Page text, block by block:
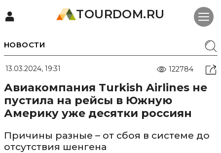
TOURDOM.RU
НОВОСТИ
13.03.2024, 19:31 122784
Авиакомпания Turkish Airlines не
пустила на рейсы в Южную
Америку уже десятки россиян
Причины разные – от сбоя в системе до
отсутствия шенгена